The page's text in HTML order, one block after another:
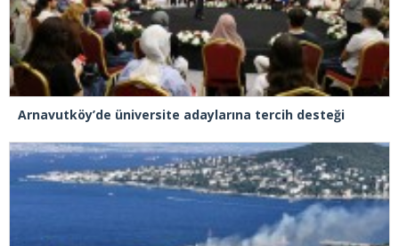
Arnavutköy’de üniversite adaylarına tercih desteği